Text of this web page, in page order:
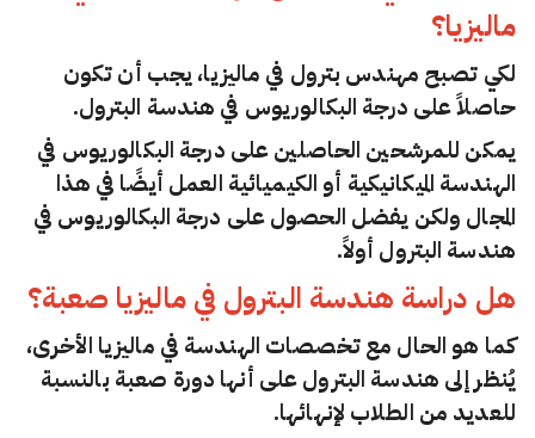
ماليزيا؟
لكي تصبح مهندس بترول في ماليزيا، يجب أن تكون
حاصلاً على درجة البكالوريوس في هندسة البترول.
يمكن للمرشحين الحاصلين على درجة البكالوريوس في
الهندسة الميكانيكية أو الكيميائية العمل أيضًا في هذا
المجال ولكن يفضل الحصول على درجة البكالوريوس في
هندسة البترول أولاً.
هل دراسة هندسة البترول في ماليزيا صعبة؟
كما هو الحال مع تخصصات الهندسة في ماليزيا الأخرى،
يُنظر إلى هندسة البترول على أنها دورة صعبة بالنسبة
للعديد من الطلاب لإنهائها.